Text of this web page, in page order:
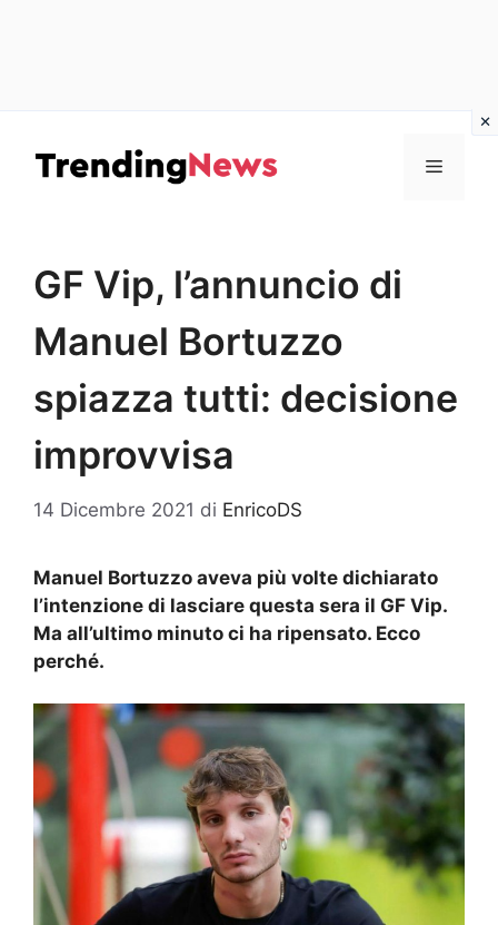
contenuto
Menu
GF Vip, l’annuncio di
Manuel Bortuzzo
spiazza tutti: decisione
improvvisa
14 Dicembre 2021 di EnricoDS
Manuel Bortuzzo aveva più volte dichiarato
l’intenzione di lasciare questa sera il GF Vip.
Ma all’ultimo minuto ci ha ripensato. Ecco
perché.